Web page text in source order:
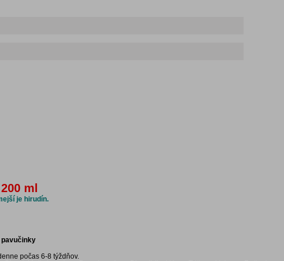
ml
je hirudín.
pavučinky
počas 6-8 týždňov.